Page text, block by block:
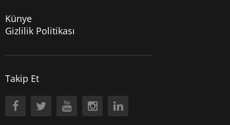
Künye
Gizlilik Politikası
Takip Et